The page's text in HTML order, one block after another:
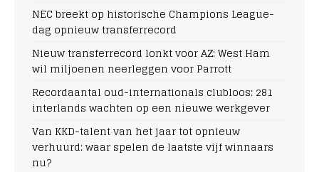
NEC breekt op historische Champions League-
dag opnieuw transferrecord
Nieuw transferrecord lonkt voor AZ: West Ham
wil miljoenen neerleggen voor Parrott
Recordaantal oud-internationals clubloos: 281
interlands wachten op een nieuwe werkgever
Van KKD-talent van het jaar tot opnieuw
verhuurd: waar spelen de laatste vijf winnaars
nu?